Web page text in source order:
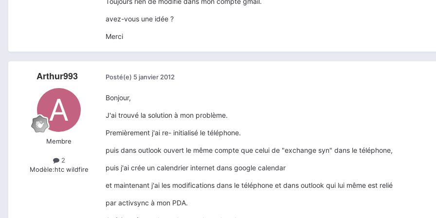
avez-vous une idée ?
Merci
Arthur993
Membre
2
Modèle:htc wildfire
Posté(e) 5 janvier 2012
Bonjour,
J'ai trouvé la solution à mon problème.
Premièrement j'ai re- initialisé le téléphone.
puis dans outlook ouvert le même compte que celui de "exchange syn" dans le téléphone,
puis j'ai crée un calendrier internet dans google calendar
et maintenant j'ai les modifications dans le téléphone et dans outlook qui lui même est relié
par activsync à mon PDA.